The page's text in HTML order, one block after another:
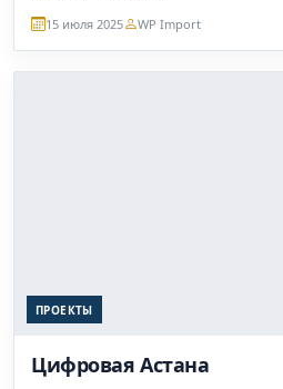
15 июля 2025 WP Import
ПРОЕКТЫ
Цифровая Астана